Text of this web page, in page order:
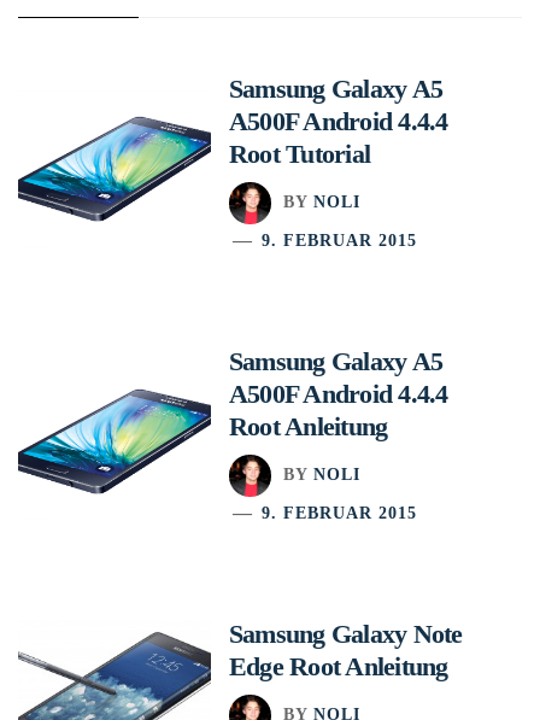
Samsung Galaxy A5
A500F Android 4.4.4
Root Tutorial
BY NOLI
9. FEBRUAR 2015
Samsung Galaxy A5
A500F Android 4.4.4
Root Anleitung
BY NOLI
9. FEBRUAR 2015
Samsung Galaxy Note
Edge Root Anleitung
BY NOLI